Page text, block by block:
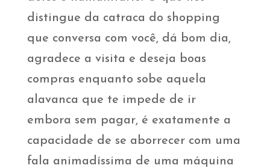
distingue da catraca do shopping
que conversa com você, dá bom dia,
agradece a visita e deseja boas
compras enquanto sobe aquela
alavanca que te impede de ir
embora sem pagar, é exatamente a
capacidade de se aborrecer com uma
fala animadíssima de uma máquina